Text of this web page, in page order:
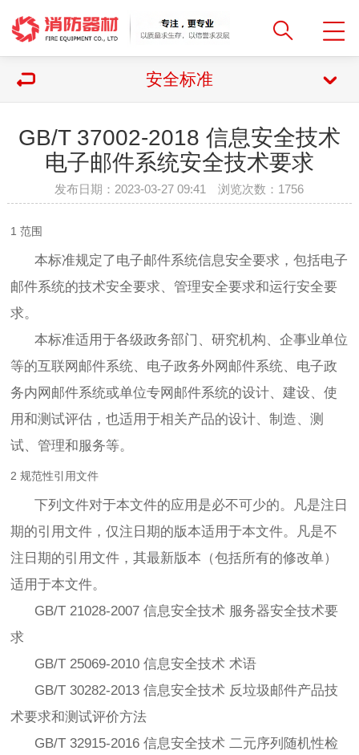
安全标准
GB/T 37002-2018 信息安全技术
电子邮件系统安全技术要求
发布日期：2023-03-27 09:41 浏览次数： 1756
1 范围
本标准规定了电子邮件系统信息安全要求，包括电子
邮件系统的技术安全要求、管理安全要求和运行安全要
求。
本标准适用于各级政务部门、研究机构、企事业单位
等的互联网邮件系统、电子政务外网邮件系统、电子政
务内网邮件系统或单位专网邮件系统的设计、建设、使
用和测试评估，也适用于相关产品的设计、制造、测
试、管理和服务等。
2 规范性引用文件
下列文件对于本文件的应用是必不可少的。凡是注日
期的引用文件，仅注日期的版本适用于本文件。凡是不
注日期的引用文件，其最新版本（包括所有的修改单）
适用于本文件。
GB/T 21028-2007 信息安全技术 服务器安全技术要
求
GB/T 25069-2010 信息安全技术 术语
GB/T 30282-2013 信息安全技术 反垃圾邮件产品技
术要求和测试评价方法
GB/T 32915-2016 信息安全技术 二元序列随机性检